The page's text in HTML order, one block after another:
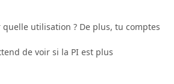
quelle utilisation ? De plus, tu comptes
de voir si la PI est plus